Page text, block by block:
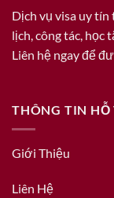
Dịch vụ visa uy
lịch, công tác, học
Liên hệ ngay để
THÔNG TIN HỖ
Giới Thiệu
Liên Hệ